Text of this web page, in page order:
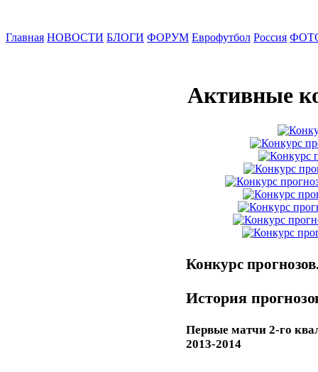
Главная НОВОСТИ БЛОГИ ФОРУМ Еврофутбол Россия
Активные
Конкурс
История
Первые матчи 2-го
2013-2014